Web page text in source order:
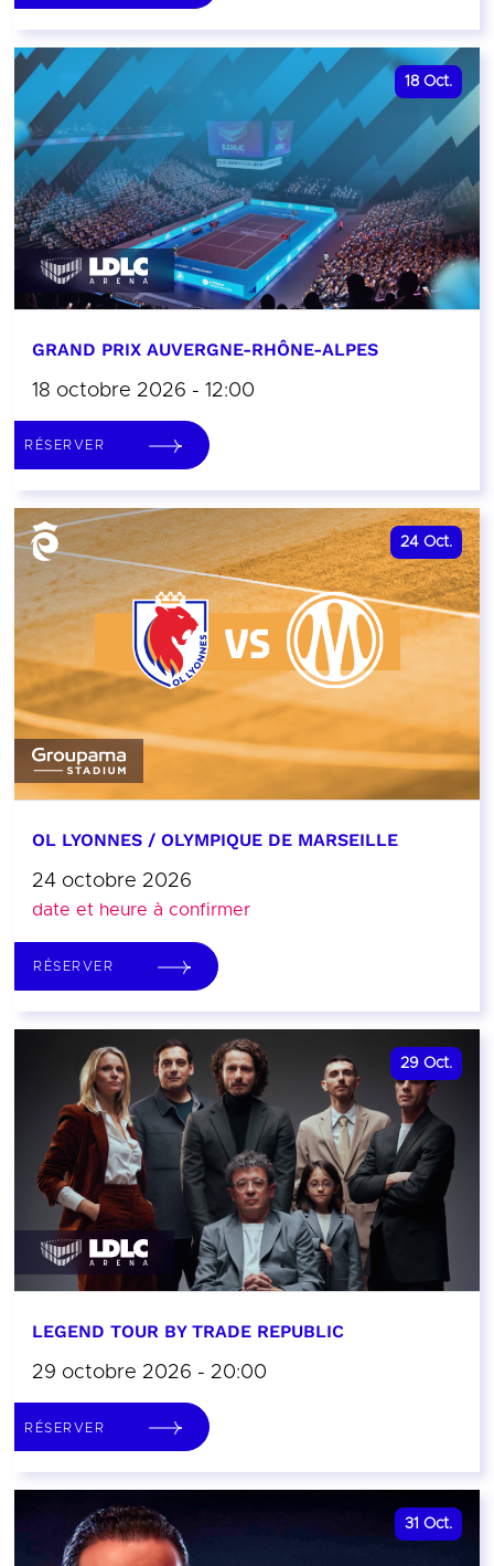
18 Oct.
GRAND PRIX AUVERGNE-RHÔNE-ALPES
18 octobre 2026 - 12:00
RÉSERVER
24 Oct.
OL LYONNES / OLYMPIQUE DE MARSEILLE
24 octobre 2026
date et heure à confirmer
RÉSERVER
29 Oct.
LEGEND TOUR BY TRADE REPUBLIC
29 octobre 2026 - 20:00
RÉSERVER
31 Oct.